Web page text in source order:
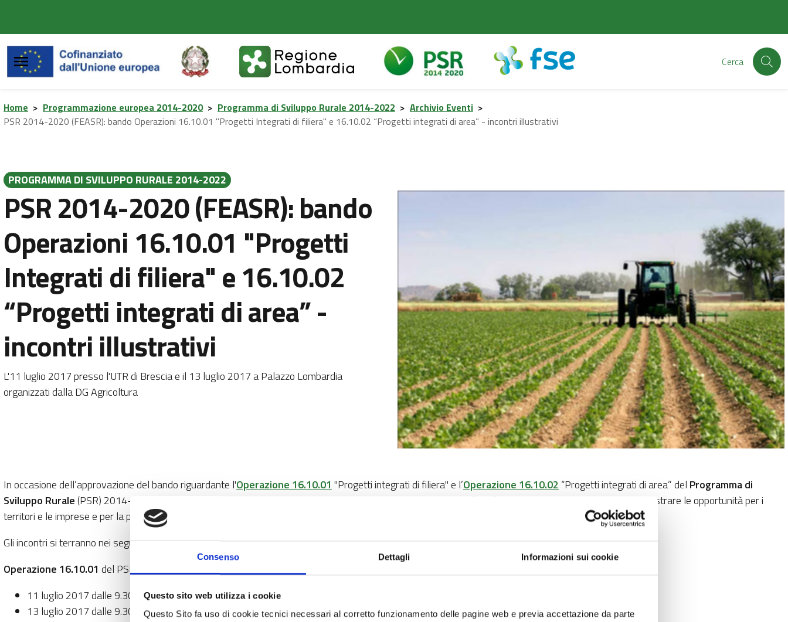
Consenso Dettagli Informazioni sui cookie
Questo sito web utilizza i cookie
Questo Sito fa uso di cookie tecnici necessari al corretto funzionamento delle pagine web e previa accettazione da parte
Cerca
Home > Programmazione europea 2014-2020 > Programma di Sviluppo Rurale 2014-2022 > Archivio Eventi >
PSR 2014-2020 (FEASR): bando Operazioni 16.10.01 "Progetti Integrati di filiera" e 16.10.02 “Progetti integrati di area” - incontri illustrativi
PROGRAMMA DI SVILUPPO RURALE 2014-2022
PSR 2014-2020 (FEASR): bando
Operazioni 16.10.01 "Progetti
Integrati di filiera" e 16.10.02
“Progetti integrati di area” -
incontri illustrativi
L'11 luglio 2017 presso l'UTR di Brescia e il 13 luglio 2017 a Palazzo Lombardia
organizzati dalla DG Agricoltura
In occasione dell’approvazione del bando riguardante l'Operazione 16.10.01 "Progetti integrati di filiera" e l’Operazione 16.10.02 “Progetti integrati di area” del Programma di
Sviluppo Rurale(PSR) 2014-2020, la , con il supporto degli Uffici Territoriali (
), ha programmato due incontri per illustrare le opportunità per i
territori e le imprese e per la presentazione delle proposte progettuali.
Gli incontri si terranno nei seguenti giorni:
Operazione 16.10.01 del PSR 2014-2020 “Progetti integrati di filiera”
11 luglio 2017 dalle 9.30 alle 13.00 presso la sede dell’UTR di Brescia - Via Dalmazia, 92/94 - sala Conferenze - 5° piano.
13 luglio 2017 dalle 9.30 alle 13.00 presso la sala Solesin, 1° piano, ingresso N4 - Palazzo Lombardia - piazza Città di Lombardia - Milano